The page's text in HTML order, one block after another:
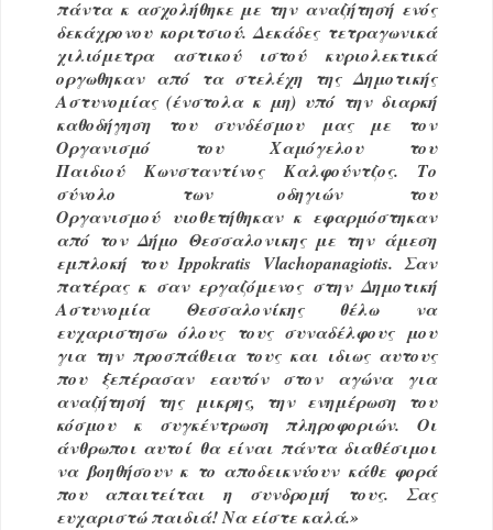
πάντα κ ασχολήθηκε με την αναζήτησή ενός
δεκάχρονου κοριτσιού. Δεκάδες τετραγωνικά
χιλιόμετρα αστικού ιστού κυριολεκτικά
οργωθηκαν από τα στελέχη της Δημοτικής
Αστυνομίας (ένστολα κ μη) υπό την διαρκή
καθοδήγηση του συνδέσμου μας με τον
Οργανισμό του Χαμόγελου του
Παιδιού Κωνσταντίνος Καλφούντζος. Το
σύνολο των οδηγιών του
Οργανισμού υιοθετήθηκαν κ εφαρμόστηκαν
από τον Δήμο Θεσσαλονικης με την άμεση
εμπλοκή του Ippokratis Vlachopanagiotis. Σαν
πατέρας κ σαν εργαζόμενος στην Δημοτική
Αστυνομία Θεσσαλονίκης θέλω να
ευχαριστησω όλους τους συναδέλφους μου
για την προσπάθεια τους και ιδιως αυτους
που ξεπέρασαν εαυτόν στον αγώνα για
αναζήτησή της μικρης, την ενημέρωση του
κόσμου κ συγκέντρωση πληροφοριών. Οι
άνθρωποι αυτοί θα είναι πάντα διαθέσιμοι
να βοηθήσουν κ το αποδεικνύουν κάθε φορά
που απαιτείται η συνδρομή τους. Σας
ευχαριστώ παιδιά! Να είστε καλά.»